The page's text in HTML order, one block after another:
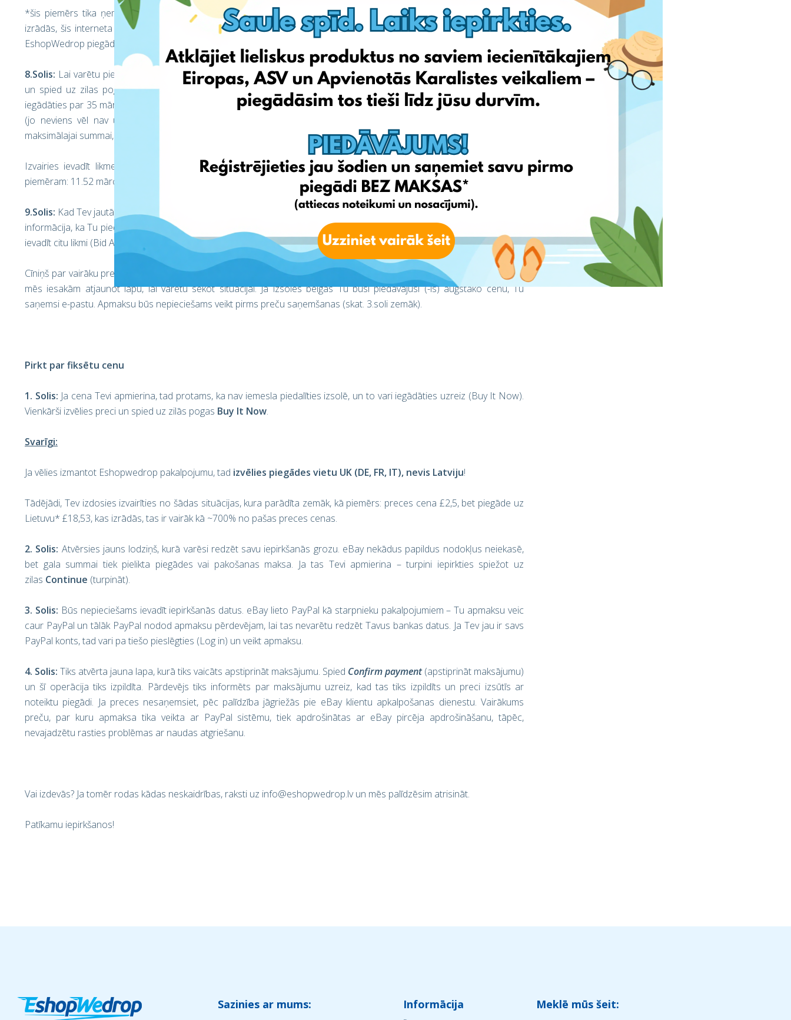
*šis piemērs tika ņemts no EshopWedrop klienta, kas dzīvo Latvijā, un viņam ļoti svarīgi bija iegādāties šo preci, kā
izrādās, šis interneta veikala pārdevējs šādu preci nemaz nepiegādā uz Latviju, kas šajā gadījumā vairs nav šķērslis, jo
EshopWedrop piegādās visas preces, ja sekosiet norādījumiem, kā to pareizi lietot.
8.Solis: Lai varētu piedalīties izsolē un noteikt likmi, tad ievadi lauciņā maksimālo summu, kuru vēlies iztērēt par šo preci
un spied uz zilas pogasPlace bid
(pievienot likmi). Ja uz doto brīdi lielākā likme ir 22 mārciņas, bet Tu vēlies preci
iegādāties par 35 mārciņām, tad ieraksti šo summu. Kad izveidosi savu likmi, preces summa nomainīsies uz 23 mārciņām
(jo neviens vēl nav uzlicis lielāku likmi par 22 mārciņām), taču cenai augot, eBay automātiski palielinās cenu līdz
maksimālajai summai, ko esi norādījis.
Izvairies ievadīt likmes ar apaļiem skaitļiem, kā piemēram, 10 mārciņas, un centies norādīt pēc iespējas precīzāk,
piemēram: 11.52 mārciņas. Tādā veidā Tev būs lielāka iespēja laimēt izsolē tikai par dažiem centiem vairāk.
9.Solis: Kad Tev jautās apstiprināt likmi, spied uz
(apstiprināt likmi). Atvērsies jauns lodziņš, kurā tiks uzrādīta
informācija, ka Tu piedāvā augstāko cenu no visām likmēm, lai arī dalībnieku ir daudz. Tāpat redzēsi arī lodziņu, kurā vari
ievadīt citu likmi (Bid Again).
Cīniņš par vairāku preču likmēm tiek risināts pēdējās izsoles minūtēs, vai pat sekundēs, tāpēc, ja esi ilgāku laiku tiešsaitē,
mēs iesakām atjaunot lapu, lai varētu sekot situācijai. Ja izsoles beigās Tu būsi piedāvājusi (-is) augstāko cenu, Tu
saņemsi e-pastu. Apmaksu būs nepieciešams veikt pirms preču saņemšanas (skat. 3.soli zemāk).
Pirkt par fiksētu cenu
1. Solis: Ja cena Tevi apmierina, tad protams, ka nav iemesla piedalīties izsolē, un to vari iegādāties uzreiz (Buy It Now).
Vienkārši izvēlies preci un spied uz zilās pogas Buy It Now.
Svarīgi:
Ja vēlies izmantot Eshopwedrop pakalpojumu, tad izvēlies piegādes vietu UK (DE, FR, IT), nevis Latviju!
Tādējādi, Tev izdosies izvairīties no šādas situācijas, kura parādīta zemāk, kā piemērs: preces cena £2,5, bet piegāde uz
Lietuvu* £18,53, kas izrādās, tas ir vairāk kā ~700% no pašas preces cenas.
2. Solis: Atvērsies jauns lodziņš, kurā varēsi redzēt savu iepirkšanās grozu. eBay nekādus papildus nodokļus neiekasē,
bet gala summai tiek pielikta piegādes vai pakošanas maksa. Ja tas Tevi apmierina – turpini iepirkties spiežot uz
zilas Continue (turpināt).
3. Solis: Būs nepieciešams ievadīt iepirkšanās datus. eBay lieto PayPal kā starpnieku pakalpojumiem – Tu apmaksu veic
caur PayPal un tālāk PayPal nodod apmaksu pērdevējam, lai tas nevarētu redzēt Tavus bankas datus. Ja Tev jau ir savs
PayPal konts, tad vari pa tiešo pieslēgties (Log in) un veikt apmaksu.
4. Solis: Tiks atvērta jauna lapa, kurā tiks vaicāts apstiprināt maksājumu. Spied Confirm payment (apstiprināt maksājumu)
un šī operācija tiks izpildīta. Pārdevējs tiks informēts par maksājumu uzreiz, kad tas tiks izpildīts un preci izsūtīs ar
noteiktu piegādi. Ja preces nesaņemsiet, pēc palīdzība jāgriežās pie eBay klientu apkalpošanas dienestu. Vairākums
preču, par kuru apmaksa tika veikta ar PayPal sistēmu, tiek apdrošinātas ar eBay pircēja apdrošināšanu, tāpēc,
nevajadzētu rasties problēmas ar naudas atgriešanu.
Vai izdevās? Ja tomēr rodas kādas neskaidrības, raksti uz info@eshopwedrop.lv un mēs palīdzēsim atrisināt.
Patīkamu iepirkšanos!
Sazinies ar mums: Informācija Meklē mūs šeit: